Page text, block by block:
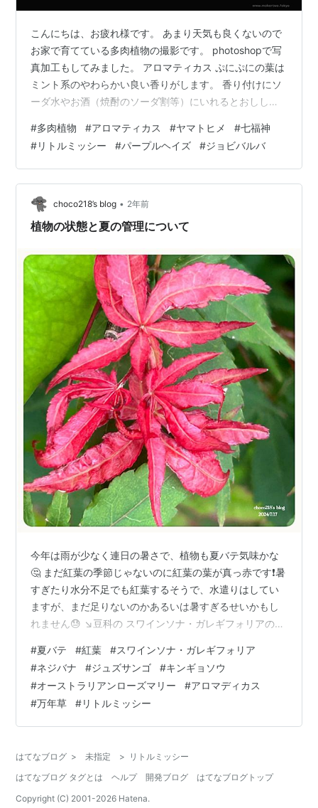
こんにちは、お疲れ様です。 あまり天気も良くないので
お家で育てている多肉植物の撮影です。 photoshopで写
真加工もしてみました。 アロマティカス ぷにぷにの葉は
ミント系のやわらかい良い香りがします。 香り付けにソ
ーダ水やお酒（焼酎のソーダ割等）にいれるとおしし
きました、ヤマトヒメ ジョビバルバ属 七福神の黒背景
(psdファイルをブログ用にjpegにしています) 七福神の
草色背景 (psdファイルをブログ用にjpegにしています)
雨・電球・町屋 建物・テスクチャ・電車・花・チャペ
ル・ペット・グラウンド風景・などなどいろんな写真を
…
#多肉植物 #アロマティカス #ヤマトヒメ #七福神
#リトルミッシー #パープルヘイズ #ジョビバルバ
choco218’s blog • 2年前
植物の状態と夏の管理について
今年は雨が少なく連日の暑さで、植物も夏バテ気味かな
🤔 まだ紅葉の季節じゃないのに紅葉の葉が真っ赤です❗️暑
すぎたり水分不足でも紅葉するそうで、水遣りはしてい
ますが、まだ足りないのかあるいは暑すぎるせいかもし
れません😓 ↘️豆科の スワインソナ・ガレギフォリアの花
て来た捻れていなかったネジバナの花が、途中からちょ
っと捻れてきてさらに小さな穂が2本出て来ました(^ ^) ↘️
ジュズサンゴは夏は半日陰が良いのですが、意外に西日
が当たっているのに元気です。 ↘️宿根キンギョソウのム
ーンライトオブトリニティに一輪花を付けました。夏は
#夏バテ #紅葉 #スワインソナ・ガレギフォリア
#ネジバナ #ジュズサンゴ #キンギョソウ
#オーストラリアンローズマリー #アロマディカス
#万年草 #リトルミッシー
はてなブログ > 未指定 >
リトルミッシー
はてなブログ タグとは
ヘルプ 開発ブログ
はてなブログトップ
Copyright (C) 2001-2026 Hatena.